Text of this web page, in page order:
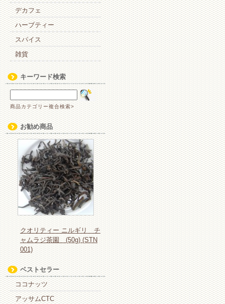
デカフェ
ハーブティー
スパイス
雑貨
キーワード検索
商品カテゴリー複合検索>
お勧め商品
クオリティー ニルギリ チ
ャムラジ茶園 (50g) (STN
001)
ベストセラー
ココナッツ
アッサムCTC